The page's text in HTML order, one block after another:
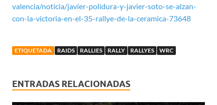
valencia/noticia/javier-polidura-y-javier-soto-se-alzan-
con-la-victoria-en-el-35-rallye-de-la-ceramica-73648
ETIQUETADA RAIDS RALLIES RALLY RALLYES WRC
ENTRADAS RELACIONADAS